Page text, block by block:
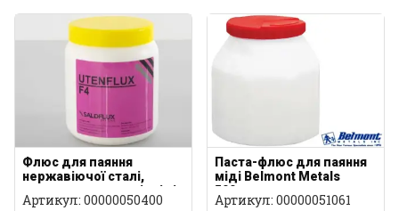
Флюс для паяння
нержавіючої сталі,
оцинкування, сталі, міді
Артикул: 00000050400
Паста-флюс для паяння
міді Belmont Metals
500грам
Артикул: 00000051061